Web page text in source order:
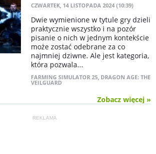
CZWARTEK, 14 LISTOPADA 2024 (10:39)
Dwie wymienione w tytule gry dzieli
praktycznie wszystko i na pozór
pisanie o nich w jednym kontekście
może zostać odebrane za co
najmniej dziwne. Ale jest kategoria,
która pozwala...
FARMING SIMULATOR 25, DRAGON AGE: THE
VEILGUARD
Zobacz więcej »
REKLAMA